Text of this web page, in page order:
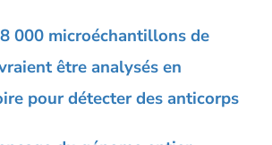
000 microéchantillons de
être analysés en
pour détecter des anticorps